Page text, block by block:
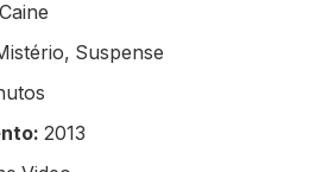
Suspense
2013